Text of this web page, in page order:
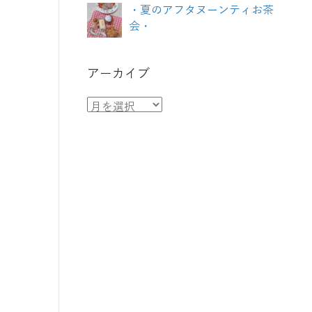
・夏のアフタヌーンティお茶
会・
アーカイブ
ア